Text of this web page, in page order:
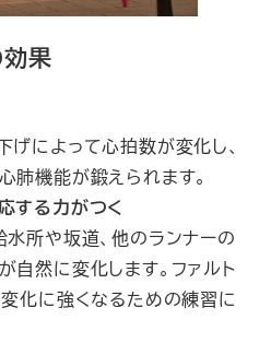
効果
によって心拍数が変化し、
肺機能が鍛えられます。
する力がつく
所や坂道、他のランナーの
自然に変化します。ファルト
変化に強くなるための練習に